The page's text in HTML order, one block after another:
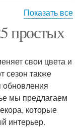
материалы
декор
Показать все
простых
свои цвета и
сезон также
мы предлагаем
которые
интерьер.